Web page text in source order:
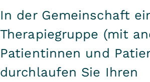
In der Gemeinschaft
Therapiegruppe (mit
Patientinnen und
durchlaufen Sie Ihren